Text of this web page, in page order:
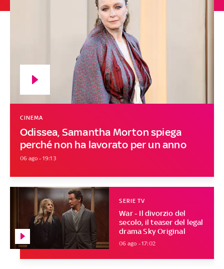
Odissea, Samantha Morton spiega
perché non ha lavorato per un anno
CINEMA
06 ago - 19:13
War - Il divorzio del
secolo, il teaser del legal
drama Sky Original
SERIE TV
06 ago - 17:02